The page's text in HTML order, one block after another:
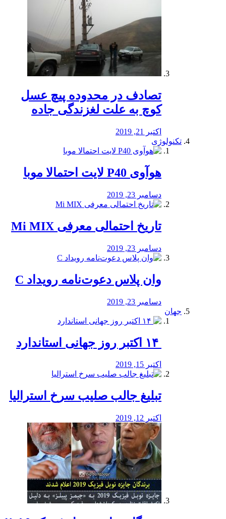
تصادف در محدوده پیچ عسل
کوچ به علت لغزندگی جاده
اکتبر 21, 2019
تکنولوژی
هوآوی P40 لایت احتمالا موبا
دسامبر 23, 2019
تاریخ احتمالی معرفی Mi MIX
دسامبر 23, 2019
وان پلاس دعوت‌نامه رویداد C
دسامبر 23, 2019
جهان
اکتبر 15, 2019
تبلیغ جالب صلیب سرخ استرالیا
اکتبر 12, 2019